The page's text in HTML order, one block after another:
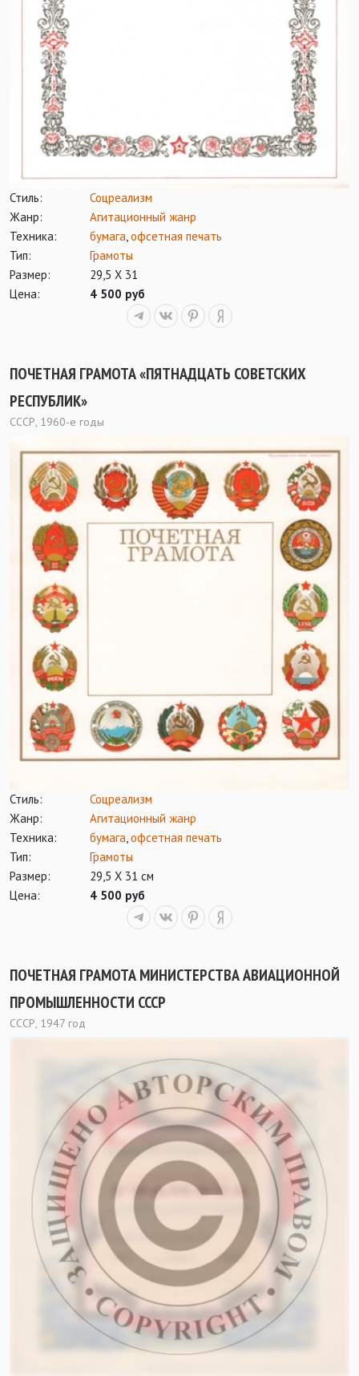
Стиль:
Соцреализм
Жанр:
Агитационный жанр
Техника:
бумага,офсетная печать
Тип:
Грамоты
Размер:
29,5 Х 31
Цена:
4 500 руб
ПОЧЕТНАЯ ГРАМОТА «ПЯТНАДЦАТЬ СОВЕТСКИХ
РЕСПУБЛИК»
СССР, 1960-е годы
Стиль:
Соцреализм
Жанр:
Агитационный жанр
Техника:
бумага,офсетная печать
Тип:
Грамоты
Размер:
29,5 Х 31 см
Цена:
4 500 руб
ПОЧЕТНАЯ ГРАМОТА МИНИСТЕРСТВА АВИАЦИОННОЙ
ПРОМЫШЛЕННОСТИ СССР
СССР, 1947 год